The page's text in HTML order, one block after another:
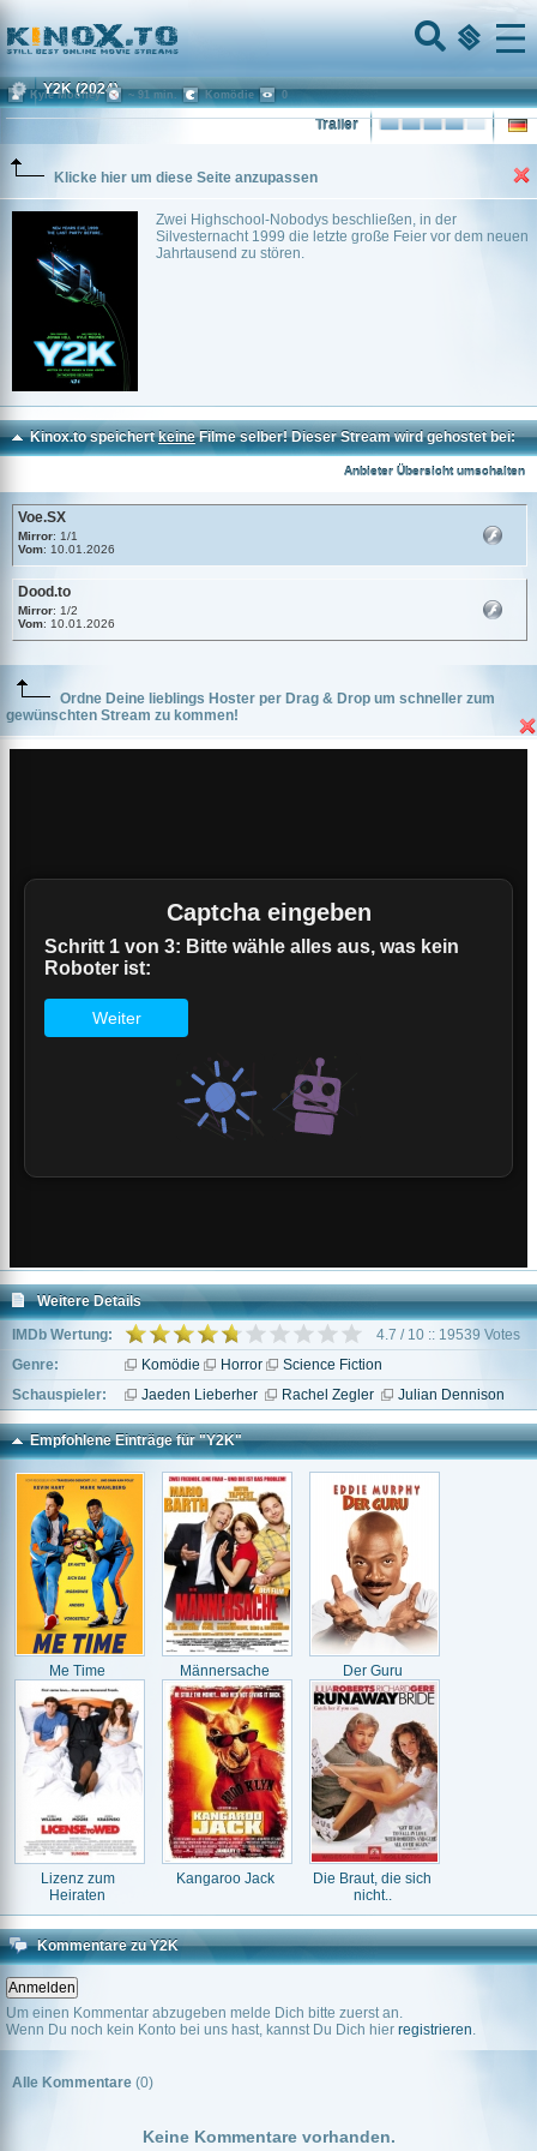
Home
Menu
Y2K (2024)
Trailer
Klicke hier um diese Seite anzupassen
Zwei Highschool-Nobodys beschließen, in der
Silvesternacht 1999 die letzte große Feier vor dem neuen
Jahrtausend zu stören.
Kyle Mooney ~ 91 min. Komödie 0
Kinox.to speichertkeineFilme selber! Dieser Stream wird gehostet bei:
Anbieter Übersicht umschalten
Voe.SX
Mirror: 1/1
Vom: 10.01.2026
Dood.to
Mirror: 1/2
Vom: 10.01.2026
Ordne Deine lieblings Hoster per Drag & Drop um schneller zum
gewünschten Stream zu kommen!
Weitere Details
IMDb Wertung:
4.7 / 10 :: 19539 Votes
Genre:
Komödie Horror
Science Fiction
Schauspieler:
Jaeden Lieberher Rachel Zegler Julian Dennison
Empfohlene Einträge für "Y2K"
Me Time Männersache Der Guru
Lizenz zum
Heiraten
Kangaroo Jack
Die Braut, die sich
nicht..
Kommentare zu Y2K
Um einen Kommentar abzugeben melde Dich bitte zuerst an.
Wenn Du noch kein Konto bei uns hast, kannst Du Dich hier registrieren.
Alle Kommentare (0)
Keine Kommentare vorhanden.